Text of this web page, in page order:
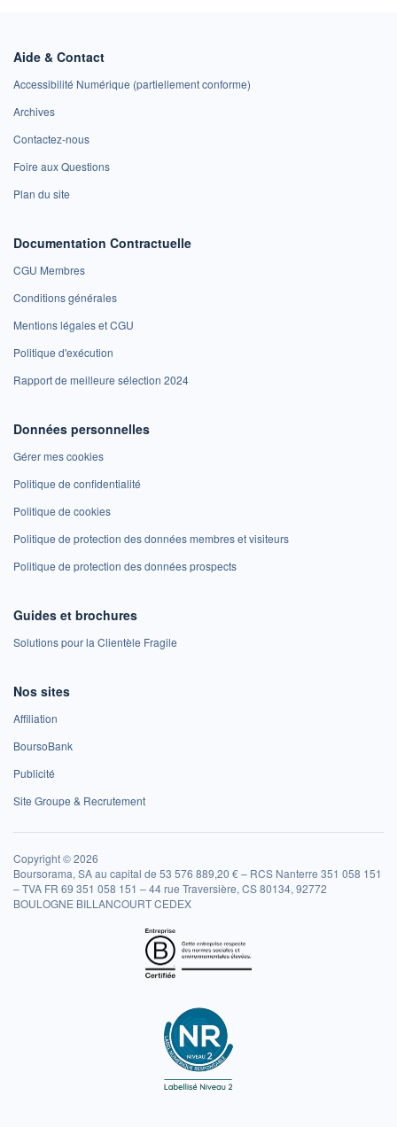
Aide & Contact
Accessibilité Numérique (partiellement conforme)
Archives
Contactez-nous
Foire aux Questions
Plan du site
Documentation Contractuelle
CGU Membres
Conditions générales
Mentions légales et CGU
Politique d'exécution
Rapport de meilleure sélection 2024
Données personnelles
Gérer mes cookies
Politique de confidentialité
Politique de cookies
Politique de protection des données membres et visiteurs
Politique de protection des données prospects
Guides et brochures
Solutions pour la Clientèle Fragile
Nos sites
Affiliation
BoursoBank
Publicité
Site Groupe & Recrutement
Copyright © 2026
Boursorama, SA au capital de 53 576 889,20 € – RCS Nanterre 351 058 151
– TVA FR 69 351 058 151 – 44 rue Traversière, CS 80134, 92772
BOULOGNE BILLANCOURT CEDEX